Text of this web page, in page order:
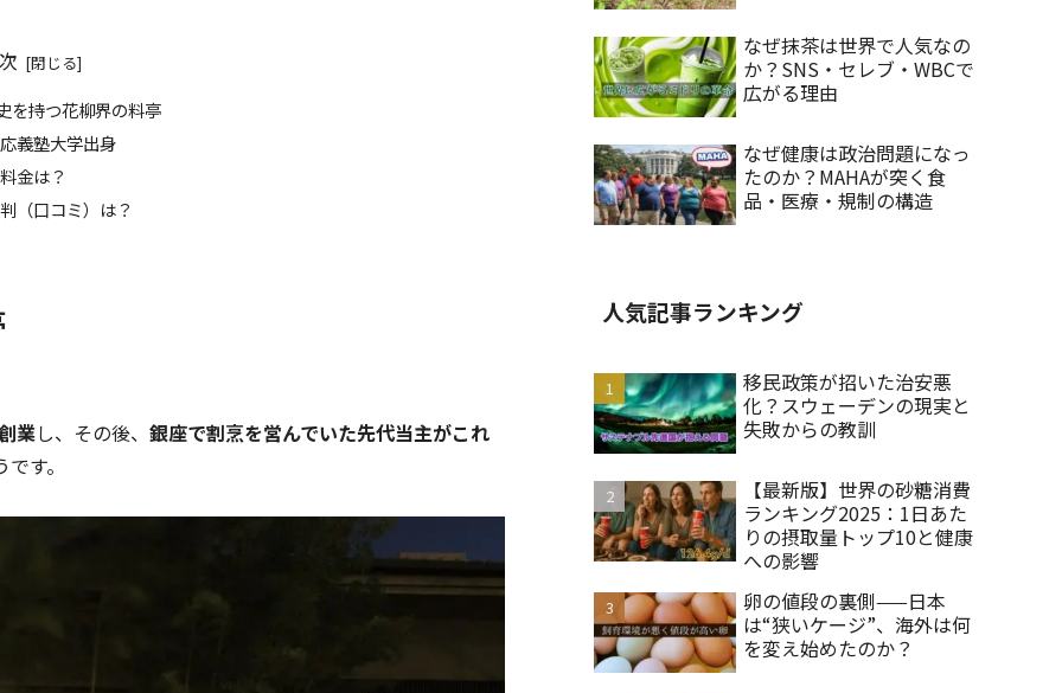
を持つ花柳界の料亭
義塾大学出身
金は？
（口コミ）は？
業し、その後、 銀座で割烹を営んでいた先代当主がこれ
す。
なぜ抹茶は世界で人気なの
か？SNS・セレブ・WBCで
広がる理由
なぜ健康は政治問題になっ
たのか？MAHAが突く食
品・医療・規制の構造
人気記事ランキング
移民政策が招いた治安悪
化？スウェーデンの現実と
失敗からの教訓
【最新版】世界の砂糖消費
ランキング2025：1日あた
りの摂取量トップ10と健康
への影響
卵の値段の裏側——日本
は“狭いケージ”、海外は何
を変え始めたのか？